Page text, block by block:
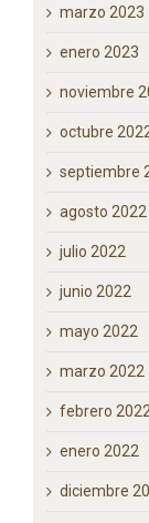
marzo 2023
enero 2023
noviembre
octubre
septiembre
agosto 2022
julio 2022
junio 2022
mayo 2022
marzo 2022
febrero 2022
enero 2022
diciembre